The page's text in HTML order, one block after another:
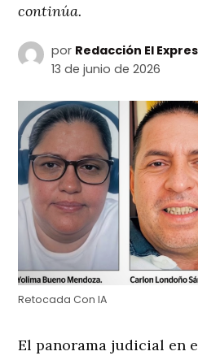
continúa.
por Redacción El
13 de junio de 2026
Retocada Con IA
El panorama judicial en